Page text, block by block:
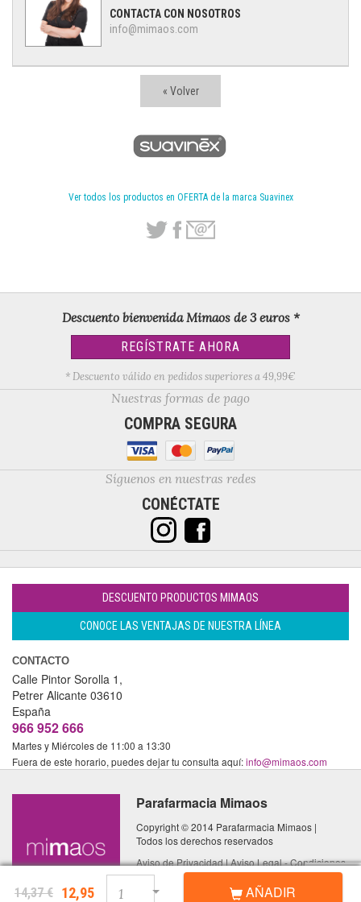
« Volver
Ver todos los productos en OFERTA de la marca Suavinex
CONTACTA CON NOSOTROS
info@mimaos.com
14,37 € 12,95 AÑADIR
Descuento bienvenida Mimaos de 3 euros *
REGÍSTRATE AHORA
* Descuento válido en pedidos superiores a 49,99€
Nuestras formas de pago
COMPRA SEGURA
Síguenos en nuestras redes
CONÉCTATE
DESCUENTO PRODUCTOS MIMAOS
CONOCE LAS VENTAJAS DE NUESTRA LÍNEA
CONTACTO
Calle Pintor Sorolla 1,
Petrer Alicante 03610
España
966 952 666
Martes y Miércoles de 11:00 a 13:30
Fuera de este horario, puedes dejar tu consulta aquí:info@mimaos.com
Parafarmacia Mimaos
Copyright © 2014 Parafarmacia Mimaos |
Todos los derechos reservados
Aviso de Privacidad|Aviso Legal - Condiciones
de Uso
Política de Cookies